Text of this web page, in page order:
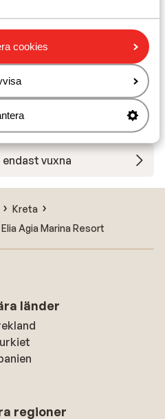
cookies- sommaren 2027
- endast vuxna
vuxna
Kreta
Agia Marina Resort
länder
regioner